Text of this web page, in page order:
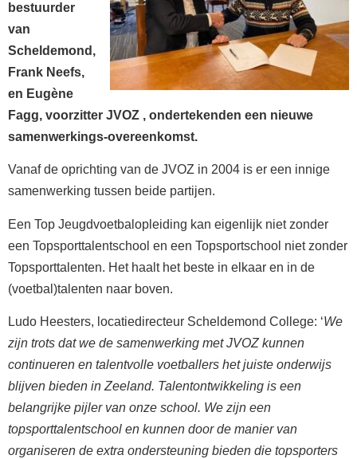
bestuurder
van
Scheldemond,
Frank Neefs,
en Eugène
Fagg, voorzitter JVOZ , ondertekenden een nieuwe
samenwerkings-overeenkomst.
Vanaf de oprichting van de JVOZ in 2004 is er een innige
samenwerking tussen beide partijen.
Een Top Jeugdvoetbalopleiding kan eigenlijk niet zonder
een Topsporttalentschool en een Topsportschool niet zonder
Topsporttalenten. Het haalt het beste in elkaar en in de
(voetbal)talenten naar boven.
Ludo Heesters, locatiedirecteur Scheldemond College: ‘We
zijn trots dat we de samenwerking met JVOZ kunnen
continueren en talentvolle voetballers het juiste onderwijs
blijven bieden in Zeeland. Talentontwikkeling is een
belangrijke pijler van onze school. We zijn een
topsporttalentschool en kunnen door de manier van
organiseren de extra ondersteuning bieden die topsporters